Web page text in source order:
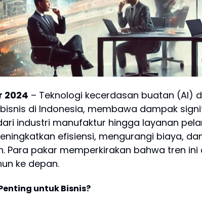
2024 – Teknologi kecerdasan buatan (AI)
di Indonesia, membawa dampak
industri manufaktur hingga layanan
efisiensi, mengurangi biaya,
Para pakar memperkirakan bahwa tren
ke depan.
untuk Bisnis?